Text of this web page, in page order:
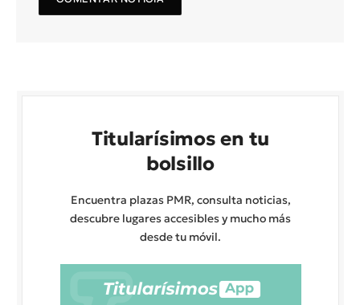
Titularísimos en tu
bolsillo
Encuentra plazas PMR, consulta noticias,
descubre lugares accesibles y mucho más
desde tu móvil.